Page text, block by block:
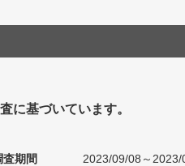
に基づいています。
査期間
2023/09/08～2023/